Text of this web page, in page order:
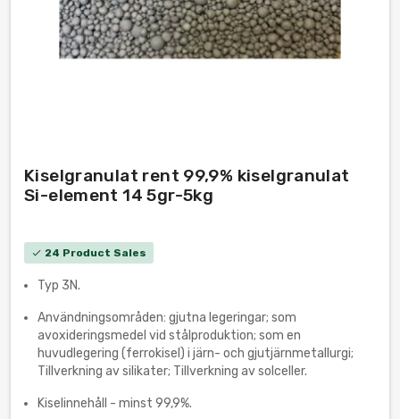
Kiselgranulat rent 99,9% kiselgranulat
Si-element 14 5gr-5kg
check 24 Product Sales
Typ 3N.
Användningsområden: gjutna legeringar; som
avoxideringsmedel vid stålproduktion; som en
huvudlegering (ferrokisel) i järn- och gjutjärnmetallurgi;
Tillverkning av silikater; Tillverkning av solceller.
Kiselinnehåll - minst 99,9%.